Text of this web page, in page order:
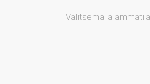
Valitsemalla